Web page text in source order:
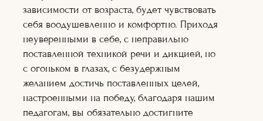
Оператор+монт
аж
Режиссура
Художник по
гриму
Теле-
Ораторское
искусство
Кинопроект+съё
зависимости от возраста, будет чувствовать
себя воодушевленно и комфортно. Приходя
неуверенными в себе, с неправильно
поставленной техникой речи и дикцией, но
с огоньком в глазах, с безудержным
желанием достичь поставленных целей,
настроенными на победу, благодаря нашим
педагогам, вы обязательно достигните